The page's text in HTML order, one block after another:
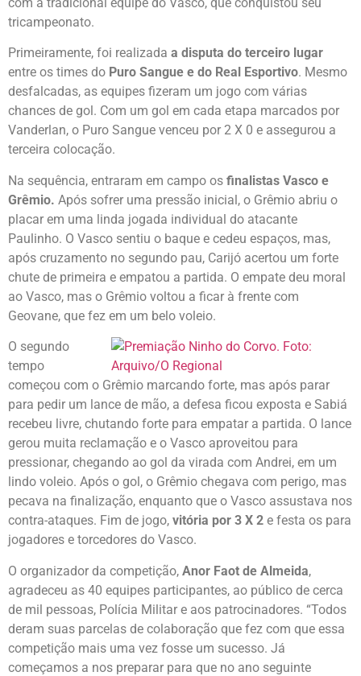
tricampeonato.
Primeiramente, foi realizada a disputa do terceiro lugar
entre os times do Puro Sangue e do Real Esportivo. Mesmo
desfalcadas, as equipes fizeram um jogo com várias
chances de gol. Com um gol em cada etapa marcados por
Vanderlan, o Puro Sangue venceu por 2 X 0 e assegurou a
terceira colocação.
Na sequência, entraram em campo os finalistas Vasco e
Grêmio. Após sofrer uma pressão inicial, o Grêmio abriu o
placar em uma linda jogada individual do atacante
Paulinho. O Vasco sentiu o baque e cedeu espaços, mas,
após cruzamento no segundo pau, Carijó acertou um forte
chute de primeira e empatou a partida. O empate deu moral
ao Vasco, mas o Grêmio voltou a ficar à frente com
Geovane, que fez em um belo voleio.
O segundo
tempo
começou com o Grêmio marcando forte, mas após parar
para pedir um lance de mão, a defesa ficou exposta e Sabiá
recebeu livre, chutando forte para empatar a partida. O lance
gerou muita reclamação e o Vasco aproveitou para
pressionar, chegando ao gol da virada com Andrei, em um
lindo voleio. Após o gol, o Grêmio chegava com perigo, mas
pecava na finalização, enquanto que o Vasco assustava nos
contra-ataques. Fim de jogo, vitória por 3 X 2 e festa os para
jogadores e torcedores do Vasco.
O organizador da competição, Anor Faot de Almeida,
agradeceu as 40 equipes participantes, ao público de cerca
de mil pessoas, Polícia Militar e aos patrocinadores. “Todos
deram suas parcelas de colaboração que fez com que essa
competição mais uma vez fosse um sucesso. Já
começamos a nos preparar para que no ano seguinte